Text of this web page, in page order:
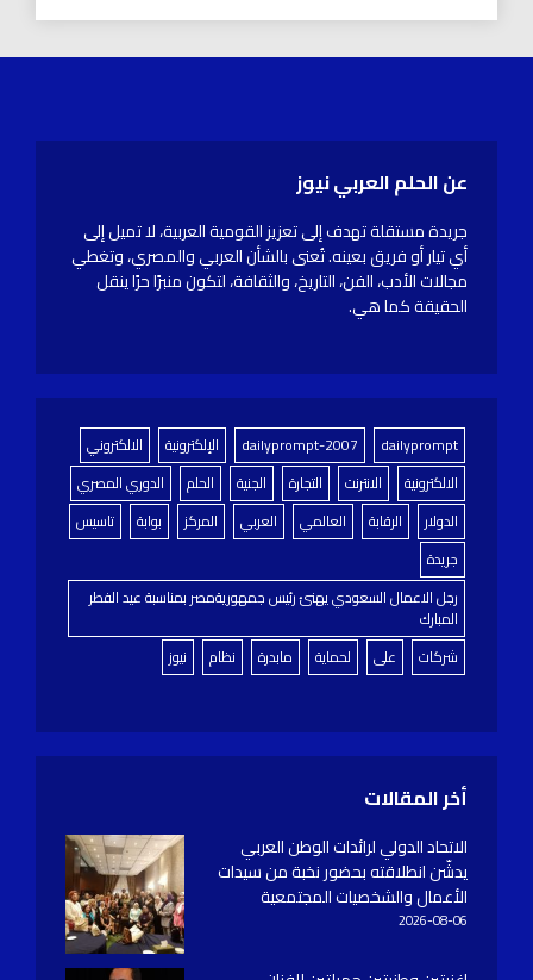
عن الحلم العربي نيوز
جريدة مستقلة تهدف إلى تعزيز القومية العربية، لا تميل إلى
أي تيار أو فريق بعينه. تُعنى بالشأن العربي والمصري، وتغطي
مجالات الأدب، الفن، التاريخ، والثقافة، لتكون منبرًا حرًا ينقل
الحقيقة كما هي.
dailyprompt
dailyprompt-2007 الإلكترونية
الالكتروني
الالكترونية
الانترنت التجارة الجنية الحلم
الدوري المصري
الدولار
الرقابة العالمي العربي المركز بوابة
تاسيس
جريدة
رجل الاعمال السعودي يهنئ رئيس جمهوريةمصر بمناسبة عيد الفطر
المبارك
شركات
على لحماية مابدرة نظام نيوز
أخر المقالات
الاتحاد الدولي لرائدات الوطن العربي
يدشّن انطلاقته بحضور نخبة من سيدات
الأعمال والشخصيات المجتمعية
2026-08-06